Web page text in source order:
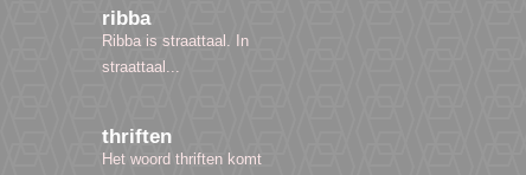
ribba
Ribba is straattaal. In
straattaal...
thriften
Het woord thriften komt